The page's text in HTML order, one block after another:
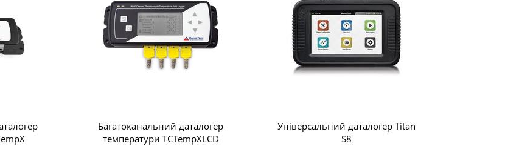
Багатоканальний даталогер
температури TCTempXLCD
Універсальний даталогер Titan
S8